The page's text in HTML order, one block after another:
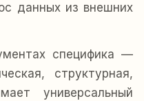
данных из внешних
специфика —
структурная,
универсальный